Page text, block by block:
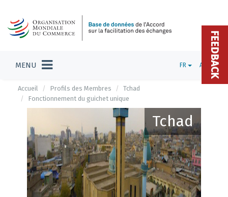
MENU FR ADMIN
Accueil Profils des Membres
Tchad
Fonctionnement du guichet unique
Tchad
FEEDBACK